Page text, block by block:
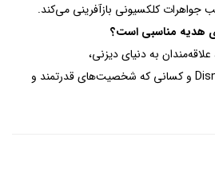
جواهرات کلکسیونی بازآفرینی می‌کند.
هدیه مناسبی است؟
به دنیای دیزنی،
کلکسیونرهای Disney Villains و کسانی که شخصیت‌های قدرتمند و